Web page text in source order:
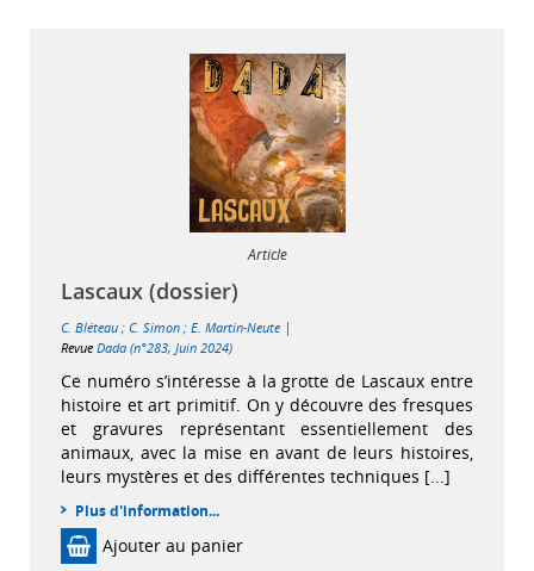
Article
Lascaux (dossier)
C. Bléteau ; C. Simon ; E. Martin-Neute |
Revue Dada (n°283, Juin 2024)
Ce numéro s’intéresse à la grotte de Lascaux entre
histoire et art primitif. On y découvre des fresques
et gravures représentant essentiellement des
animaux, avec la mise en avant de leurs histoires,
leurs mystères et des différentes techniques [...]
Plus d'information...
Ajouter au panier